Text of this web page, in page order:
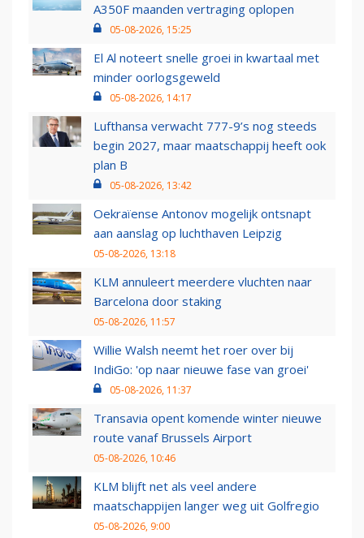
A350F maanden vertraging oplopen
05-08-2026, 15:25
El Al noteert snelle groei in kwartaal met
minder oorlogsgeweld
05-08-2026, 14:17
Lufthansa verwacht 777-9’s nog steeds
begin 2027, maar maatschappij heeft ook
plan B
05-08-2026, 13:42
Oekraïense Antonov mogelijk ontsnapt
aan aanslag op luchthaven Leipzig
05-08-2026, 13:18
KLM annuleert meerdere vluchten naar
Barcelona door staking
05-08-2026, 11:57
Willie Walsh neemt het roer over bij
IndiGo: 'op naar nieuwe fase van groei'
05-08-2026, 11:37
Transavia opent komende winter nieuwe
route vanaf Brussels Airport
05-08-2026, 10:46
KLM blijft net als veel andere
maatschappijen langer weg uit Golfregio
05-08-2026, 9:00